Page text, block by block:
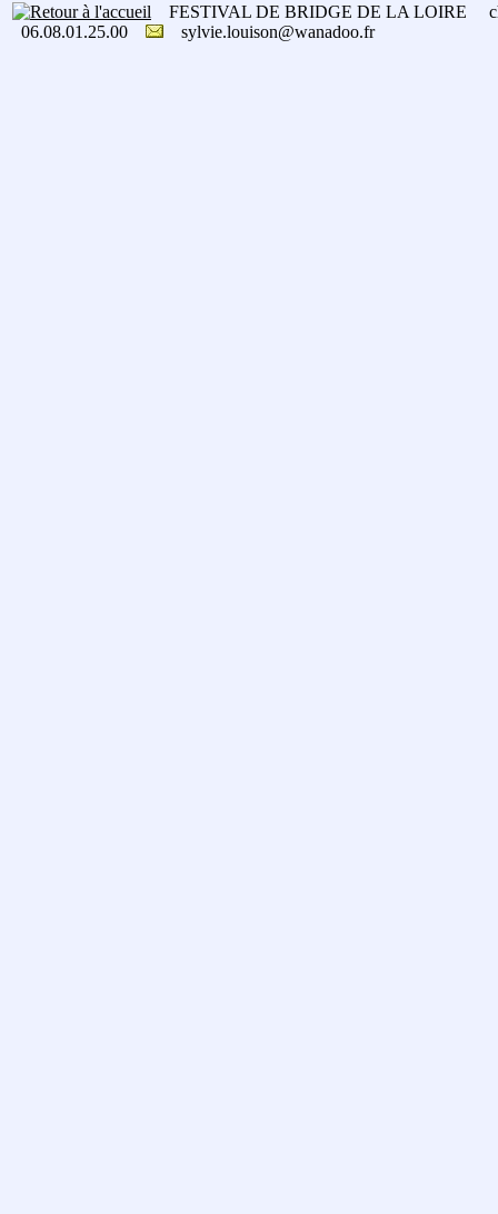
FESTIVAL DE BRIDGE DE LA LOIRE
06.08.01.25.00
sylvie.louison@wanadoo.fr